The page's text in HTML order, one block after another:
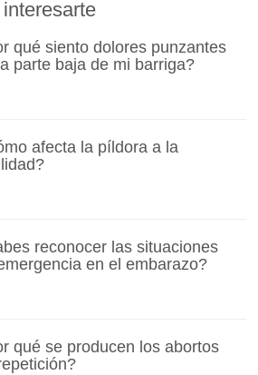
qué siento dolores punzantes
parte baja de mi barriga?
afecta la píldora a la
reconocer las situaciones
en el embarazo?
qué se producen los abortos